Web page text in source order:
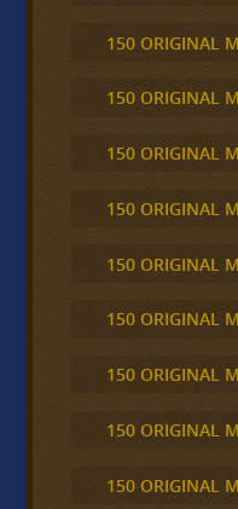
150 ORIGINAL
150 ORIGINAL
150 ORIGINAL
150 ORIGINAL
150 ORIGINAL
150 ORIGINAL
150 ORIGINAL
150 ORIGINAL
150 ORIGINAL